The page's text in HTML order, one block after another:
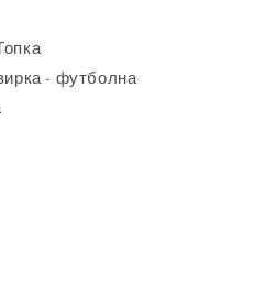
- футболна